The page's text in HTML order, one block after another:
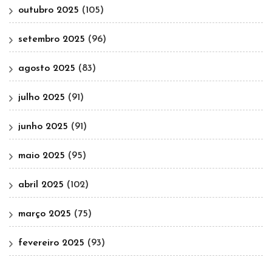
outubro 2025 (105)
setembro 2025 (96)
agosto 2025 (83)
julho 2025 (91)
junho 2025 (91)
maio 2025 (95)
abril 2025 (102)
março 2025 (75)
fevereiro 2025 (93)